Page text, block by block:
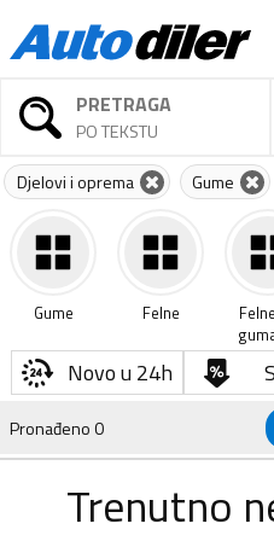
PRETRAGA
PO TEKSTU
Djelovi i oprema Gume
Gume Felne
Novo u 24h
Pronađeno0
Trenutno